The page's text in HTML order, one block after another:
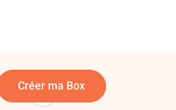
Panier
Créer ma Box